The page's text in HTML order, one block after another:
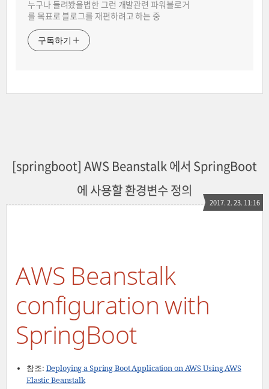
누구나 들려봤을법한 그런 개발관련 파워블로거
를 목표로 블로그를 재편하려고 하는 중
구독하기
[springboot] AWS Beanstalk 에서 SpringBoot
에 사용할 환경변수 정의
2017. 2. 23. 11:16
AWS Beanstalk
configuration with
SpringBoot
참조: Deploying a Spring Boot Application on AWS Using AWS
Elastic Beanstalk